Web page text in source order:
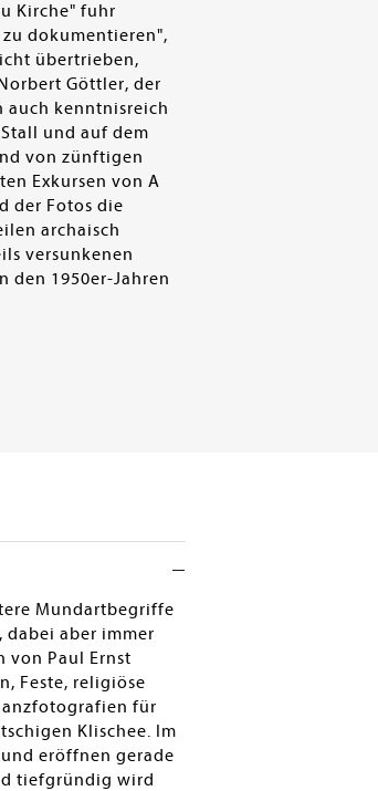
Kirche" fuhr
dokumentieren",
übertrieben,
Göttler, der
auch kenntnisreich
und auf dem
von zünftigen
Exkursen von A
der Fotos die
archaisch
versunkenen
den 1950er-Jahren
Mundartbegriffe
dabei aber immer
von Paul Ernst
Feste, religiöse
für
Klischee. Im
eröffnen gerade
tiefgründig wird